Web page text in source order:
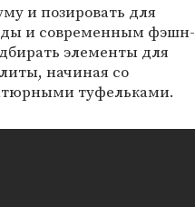
и позировать для
и современным фэшн-
элементы для
начиная со
туфельками.